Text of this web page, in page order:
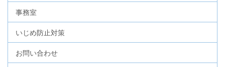
事務室
いじめ防止対策
お問い合わせ